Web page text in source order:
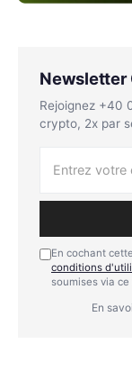
Newsletter
Rejoignez +40
crypto, 2x par
En cochant
conditions
soumises via
En